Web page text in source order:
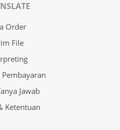
Order
File
Pembayaran
Jawab
Ketentuan